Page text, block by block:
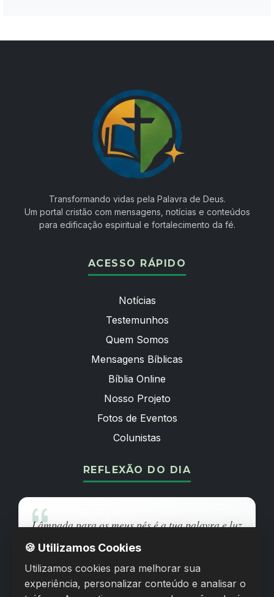
Transformando vidas pela Palavra de Deus.
Um portal cristão com mensagens, notícias e conteúdos
para edificação espiritual e fortalecimento da fé.
ACESSO RÁPIDO
Notícias
Testemunhos
Quem Somos
Mensagens Bíblicas
Bíblia Online
Nosso Projeto
Fotos de Eventos
Colunistas
REFLEXÃO DO DIA
Lâmpada para os meus pés é a tua palavra e luz
para o meu caminho.
SALMOS 119:105
🍪 Utilizamos Cookies
Utilizamos cookies para melhorar sua
experiência, personalizar conteúdo e analisar o